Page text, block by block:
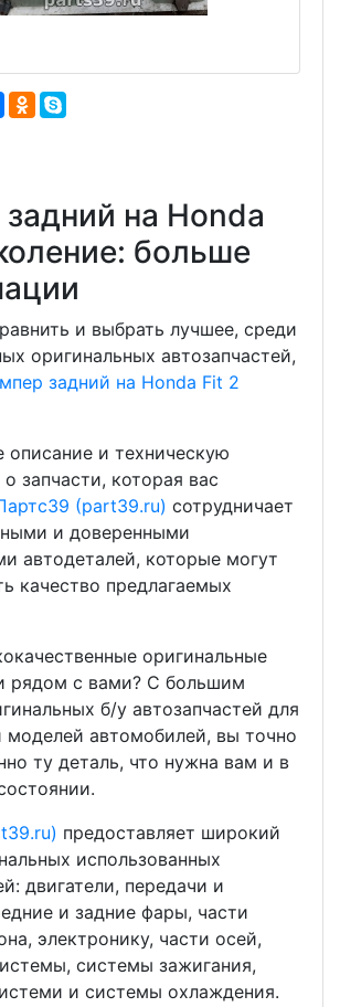
на Honda
больше
и выбрать лучшее, среди
оригинальных автозапчастей,
задний на Honda Fit 2
описание и техническую
запчасти, которая вас
(part39.ru) сотрудничает
и доверенными
автодеталей, которые могут
качество предлагаемых
оригинальные
рядом с вами? С большим
б/у автозапчастей для
моделей автомобилей, вы точно
ту деталь, что нужна вам и в
предоставляет широкий
использованных
двигатели, передачи и
и задние фары, части
электронику, части осей,
системы зажигания,
и системы охлаждения.